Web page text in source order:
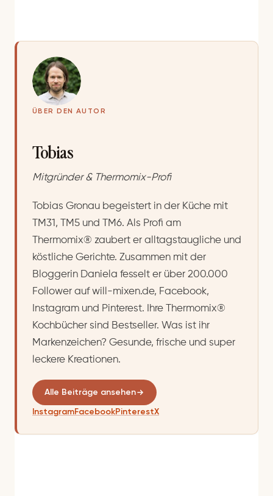
ÜBER DEN AUTOR
Tobias
Mitgründer & Thermomix-Profi
Tobias Gronau begeistert in der Küche mit
TM31, TM5 und TM6. Als Profi am
Thermomix® zaubert er alltagstaugliche und
köstliche Gerichte. Zusammen mit der
Bloggerin Daniela fesselt er über 200.000
Follower auf will-mixen.de, Facebook,
Instagram und Pinterest. Ihre Thermomix®
Kochbücher sind Bestseller. Was ist ihr
Markenzeichen? Gesunde, frische und super
leckere Kreationen.
Alle Beiträge ansehen
InstagramFacebookPinterestX